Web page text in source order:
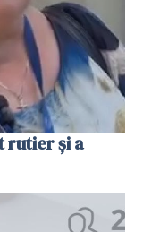
rutier și a